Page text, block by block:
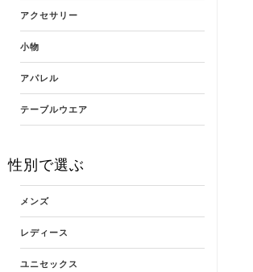
アクセサリー
小物
アパレル
テーブルウエア
性別で選ぶ
メンズ
レディース
ユニセックス